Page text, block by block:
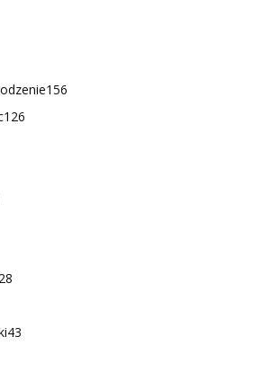
156
126
28
43